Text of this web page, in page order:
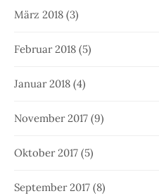
März 2018 (3)
Februar 2018 (5)
Januar 2018 (4)
November 2017 (9)
Oktober 2017 (5)
September 2017 (8)